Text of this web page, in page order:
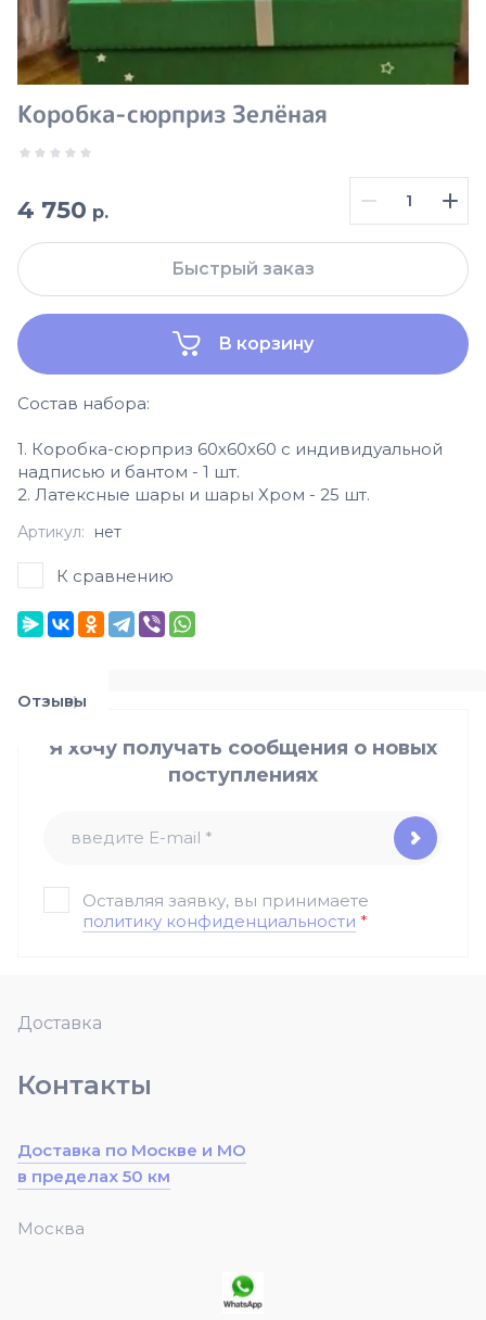
Коробка-сюрприз Зелёная
4 750 р.
В корзину
Быстрый заказ
Состав набора:
1. Коробка-сюрприз 60х60х60 с индивидуальной
надписью и бантом - 1 шт.
2. Латексные шары и шары Хром - 25 шт.
Артикул: нет
К сравнению
Отзывы
Доставка
Контакты
Доставка по Москве и МО
в пределах 50 км
Москва
Я хочу получать сообщения о новых
поступлениях
Оставляя заявку, вы принимаете
политику конфиденциальности *